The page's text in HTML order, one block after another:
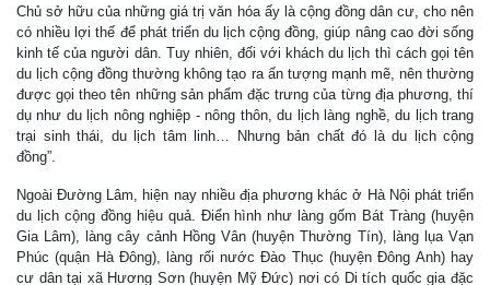
Chủ sở hữu của những giá trị văn hóa ấy là cộng đồng dân cư, cho nên
có nhiều lợi thế để phát triển du lịch cộng đồng, giúp nâng cao đời sống
kinh tế của người dân. Tuy nhiên, đối với khách du lịch thì cách gọi tên
du lịch cộng đồng thường không tạo ra ấn tượng mạnh mẽ, nên thường
được gọi theo tên những sản phẩm đặc trưng của từng địa phương, thí
dụ như du lịch nông nghiệp - nông thôn, du lịch làng nghề, du lịch trang
trại sinh thái, du lịch tâm linh… Nhưng bản chất đó là du lịch cộng
đồng”.
Ngoài Đường Lâm, hiện nay nhiều địa phương khác ở Hà Nội phát triển
du lịch cộng đồng hiệu quả. Điển hình như làng gốm Bát Tràng (huyện
Gia Lâm), làng cây cảnh Hồng Vân (huyện Thường Tín), làng lụa Vạn
Phúc (quận Hà Đông), làng rối nước Đào Thục (huyện Đông Anh) hay
cư dân tại xã Hương Sơn (huyện Mỹ Đức) nơi có Di tích quốc gia đặc